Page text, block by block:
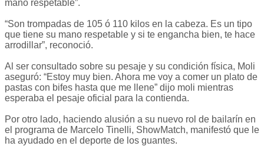
mano respetable”.
“Son trompadas de 105 ó 110 kilos en la cabeza. Es un tipo
que tiene su mano respetable y si te engancha bien, te hace
arrodillar”, reconoció.
Al ser consultado sobre su pesaje y su condición física, Moli
aseguró: “Estoy muy bien. Ahora me voy a comer un plato de
pastas con bifes hasta que me llene” dijo moli mientras
esperaba el pesaje oficial para la contienda.
Por otro lado, haciendo alusión a su nuevo rol de bailarín en
el programa de Marcelo Tinelli, ShowMatch, manifestó que le
ha ayudado en el deporte de los guantes.